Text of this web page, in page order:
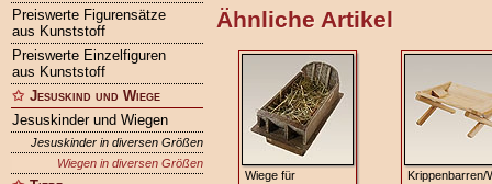
Preiswerte Figurensätze
aus Kunststoff
Preiswerte Einzelfiguren
aus Kunststoff
Jesuskind und Wiege
Jesuskinder und Wiegen
Jesuskinder in diversen Größen
Wiegen in diversen Größen
Ähnliche Artikel
Wiege für
Krippenbarren/